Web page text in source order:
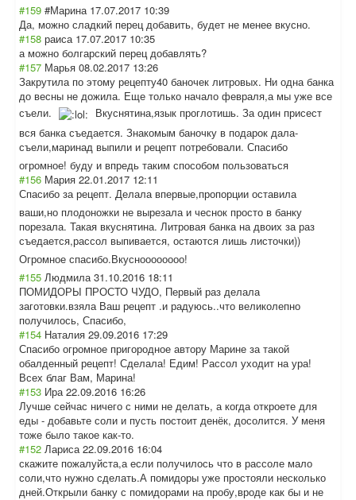
#159 #Марина 17.07.2017 10:39
Да, можно сладкий перец добавить, будет не менее вкусно.
#158 раиса 17.07.2017 10:35
а можно болгарский перец добавлять?
#157 Марья 08.02.2017 13:26
Закрутила по этому рецепту40 баночек литровых. Ни одна банка
до весны не дожила. Еще только начало февраля,а мы уже все
съели.
Вкуснятина,язык проглотишь. За один присест
вся банка съедается. Знакомым баночку в подарок дала-
съели,маринад выпили и рецепт потребовали. Спасибо
огромное! буду и впредь таким способом пользоваться
#156 Мария 22.01.2017 12:11
Спасибо за рецепт. Делала впервые,пропорции оставила
ваши,но плодоножки не вырезала и чеснок просто в банку
порезала. Такая вкуснятина. Литровая банка на двоих за раз
съедается,рассол выпивается, остаются лишь листочки))
Огромное спасибо.Вкусноооооооо!
#155 Людмила 31.10.2016 18:11
ПОМИДОРЫ ПРОСТО ЧУДО, Первый раз делала
заготовки.взяла Ваш рецепт .и радуюсь..что великолепно
получилось, Спасибо,
#154 Наталия 29.09.2016 17:29
Спасибо огромное пригородное автору Марине за такой
обалденный рецепт! Сделала! Едим! Рассол уходит на ура!
Всех благ Вам, Марина!
#153 Ира 22.09.2016 16:26
Лучше сейчас ничего с ними не делать, а когда откроете для
еды - добавьте соли и пусть постоит денёк, досолится. У меня
тоже было такое как-то.
#152 Лариса 22.09.2016 16:04
скажите пожалуйста,а если получилось что в рассоле мало
соли,что нужно сделать.А помидоры уже простояли несколько
дней.Открыли банку с помидорами на пробу,вроде как бы и не